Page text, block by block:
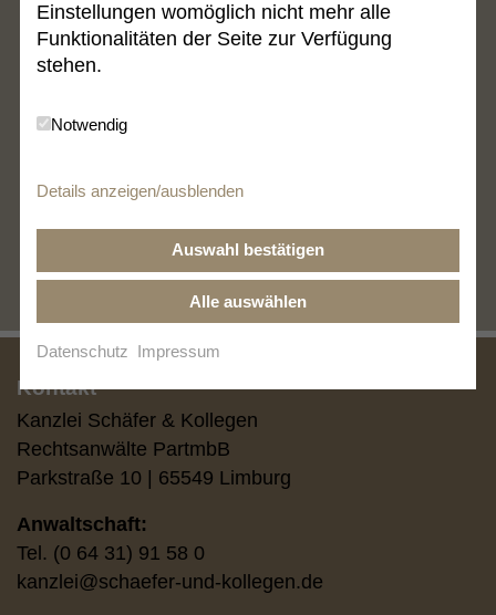
02. 05. 2024
zur Übersicht
Kontakt
Kanzlei Schäfer & Kollegen
Rechtsanwälte PartmbB
Parkstraße 10 | 65549 Limburg
Anwaltschaft:
Tel. (0 64 31) 91 58 0
kanzlei@schaefer-und-kollegen.de
Einstellungen womöglich nicht mehr alle
Funktionalitäten der Seite zur Verfügung
stehen.
Notwendig
Details anzeigen/ausblenden
Auswahl bestätigen
Alle auswählen
Datenschutz Impressum